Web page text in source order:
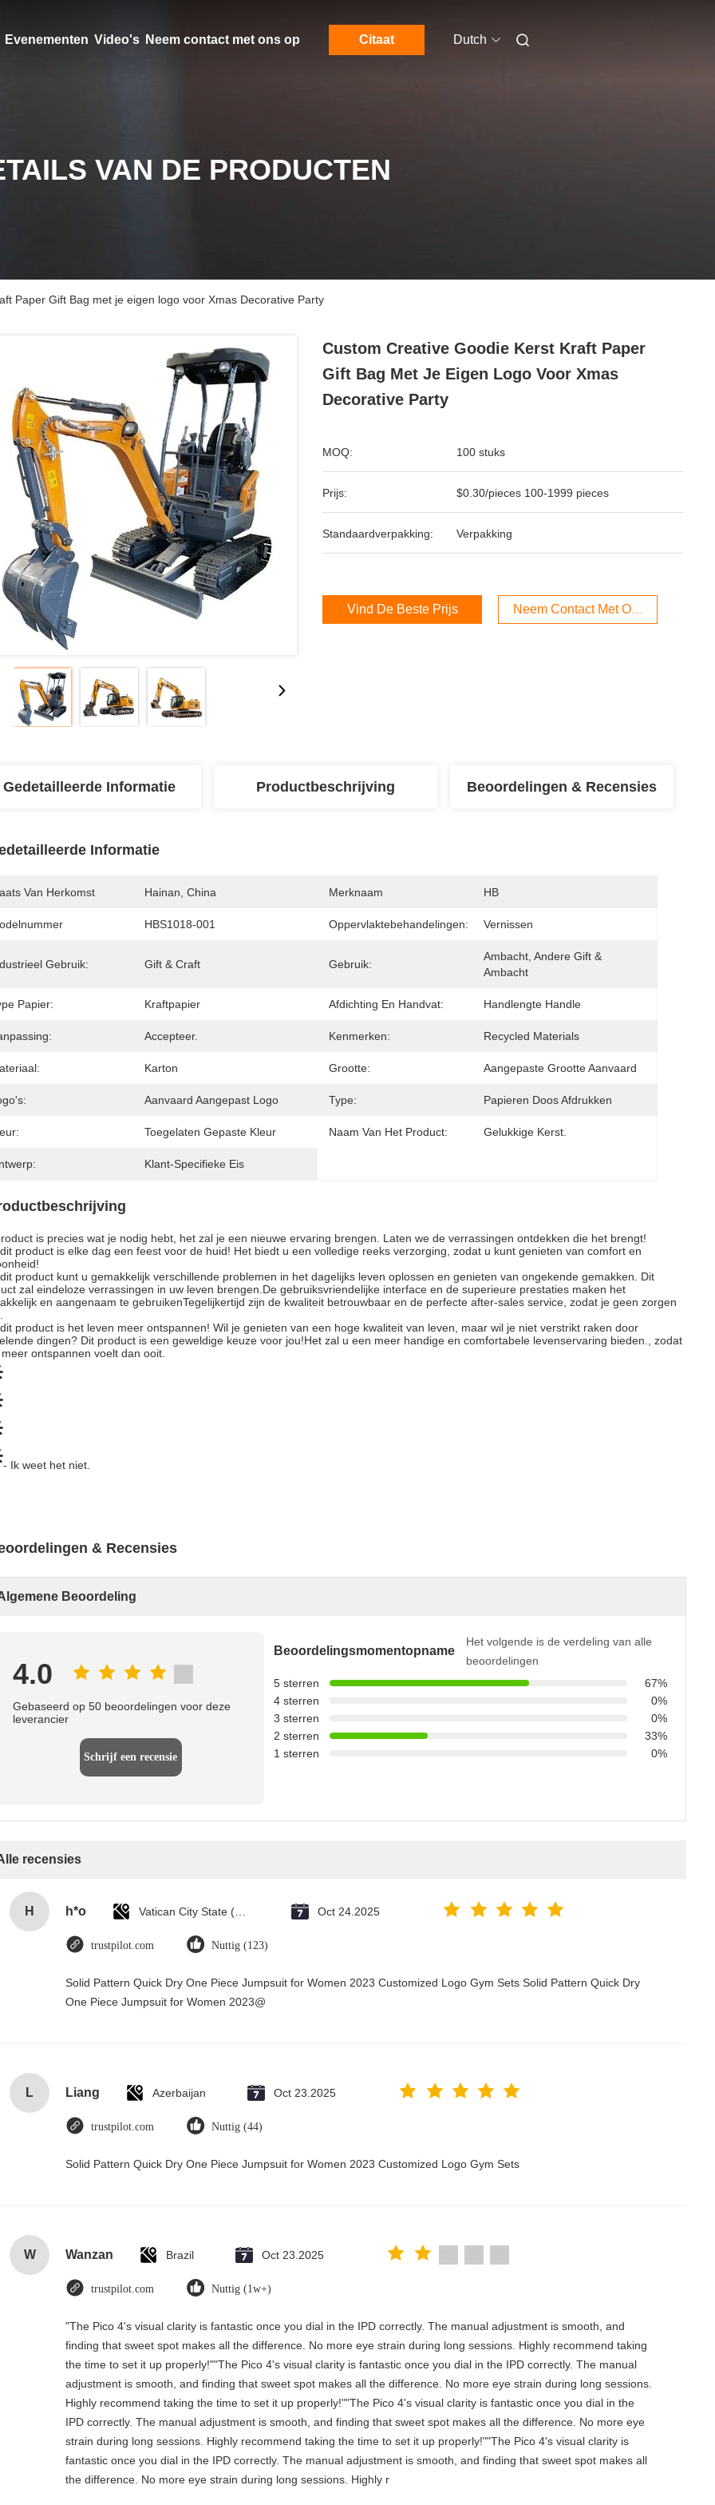
Evenementen Video's Neem contact met ons op Citaat Dutch
VAN DE PRODUCTEN
Paper Gift Bag met je eigen logo voor Xmas Decorative Party
Custom Creative Goodie Kerst Kraft Paper
Gift Bag Met Je Eigen Logo Voor Xmas
Decorative Party
MOQ: 100 stuks
Prijs: $0.30/pieces 100-1999 pieces
Standaardverpakking: Verpakking
Vind De Beste Prijs Neem Contact Met Ons Op
Gedetailleerde Informatie Productbeschrijving Beoordelingen & Recensies
Informatie
Van Herkomst Hainan, China Merknaam HB
HBS1018-001 Oppervlaktebehandelingen: Vernissen
Gebruik: Gift & Craft Gebruik:
Ambacht, Andere Gift &
Ambacht
Papier: Kraftpapier Afdichting En Handvat: Handlengte Handle
Accepteer. Kenmerken: Recycled Materials
Karton Grootte: Aangepaste Grootte Aanvaard
Aanvaard Aangepast Logo Type: Papieren Doos Afdrukken
Toegelaten Gepaste Kleur Naam Van Het Product: Gelukkige Kerst.
Klant-Specifieke Eis
is precies wat je nodig hebt, het zal je een nieuwe ervaring brengen. Laten we de verrassingen ontdekken die het brengt!
product is elke dag een feest voor de huid! Het biedt u een volledige reeks verzorging, zodat u kunt genieten van comfort en
product kunt u gemakkelijk verschillende problemen in het dagelijks leven oplossen en genieten van ongekende gemakken. Dit
zal eindeloze verrassingen in uw leven brengen.De gebruiksvriendelijke interface en de superieure prestaties maken het
en aangenaam te gebruikenTegelijkertijd zijn de kwaliteit betrouwbaar en de perfecte after-sales service, zodat je geen zorgen
product is het leven meer ontspannen! Wil je genieten van een hoge kwaliteit van leven, maar wil je niet verstrikt raken door
dingen? Dit product is een geweldige keuze voor jou!Het zal u een meer handige en comfortabele levenservaring bieden., zodat
ontspannen voelt dan ooit.
- Ik weet het niet.
& Recensies
Beoordeling
4.0
Gebaseerd op 50 beoordelingen voor deze
leverancier
Schrijf een recensie
Beoordelingsmomentopname
Het volgende is de verdeling van alle
beoordelingen
5 sterren
67%
4 sterren
0%
3 sterren
0%
2 sterren
33%
1 sterren
0%
recensies
H h*o Oct 24.2025
trustpilot.com Nuttig (123)
Solid Pattern Quick Dry One Piece Jumpsuit for Women 2023 Customized Logo Gym Sets Solid Pattern Quick Dry
One Piece Jumpsuit for Women 2023@
L Liang Azerbaijan Oct 23.2025
trustpilot.com Nuttig (44)
Solid Pattern Quick Dry One Piece Jumpsuit for Women 2023 Customized Logo Gym Sets
W Wanzan Brazil Oct 23.2025
trustpilot.com Nuttig (1w+)
"The Pico 4's visual clarity is fantastic once you dial in the IPD correctly. The manual adjustment is smooth, and
finding that sweet spot makes all the difference. No more eye strain during long sessions. Highly recommend taking
the time to set it up properly!""The Pico 4's visual clarity is fantastic once you dial in the IPD correctly. The manual
adjustment is smooth, and finding that sweet spot makes all the difference. No more eye strain during long sessions.
Highly recommend taking the time to set it up properly!""The Pico 4's visual clarity is fantastic once you dial in the
IPD correctly. The manual adjustment is smooth, and finding that sweet spot makes all the difference. No more eye
strain during long sessions. Highly recommend taking the time to set it up properly!""The Pico 4's visual clarity is
fantastic once you dial in the IPD correctly. The manual adjustment is smooth, and finding that sweet spot makes all
the difference. No more eye strain during long sessions. Highly r